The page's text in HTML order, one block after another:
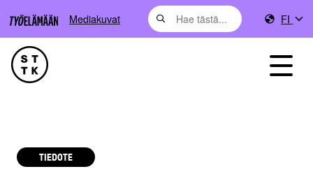
Mediakuvat FI
TIEDOTE